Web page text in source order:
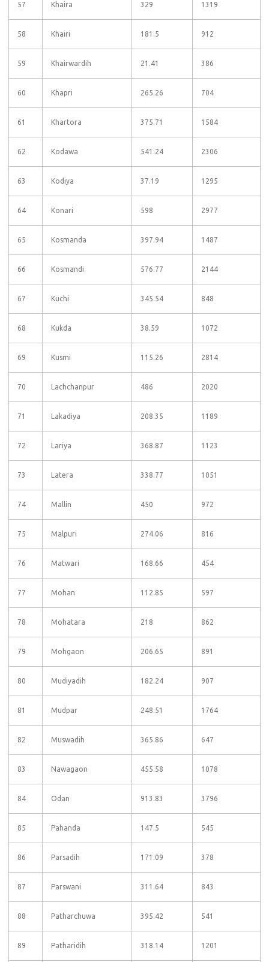
57 Khaira 329 1319
58 Khairi 181.5 912
59 Khairwardih 21.41 386
60 Khapri 265.26 704
61 Khartora 375.71 1584
62 Kodawa 541.24 2306
63 Kodiya 37.19 1295
64 Konari 598 2977
65 Kosmanda 397.94 1487
66 Kosmandi 576.77 2144
67 Kuchi 345.54 848
68 Kukda 38.59 1072
69 Kusmi 115.26 2814
70 Lachchanpur 486 2020
71 Lakadiya 208.35 1189
72 Lariya 368.87 1123
73 Latera 338.77 1051
74 Mallin 450 972
75 Malpuri 274.06 816
76 Matwari 168.66 454
77 Mohan 112.85 597
78 Mohatara 218 862
79 Mohgaon 206.65 891
80 Mudiyadih 182.24 907
81 Mudpar 248.51 1764
82 Muswadih 365.86 647
83 Nawagaon 455.58 1078
84 Odan 913.83 3796
85 Pahanda 147.5 545
86 Parsadih 171.09 378
87 Parswani 311.64 843
88 Patharchuwa 395.42 541
89 Patharidih 318.14 1201